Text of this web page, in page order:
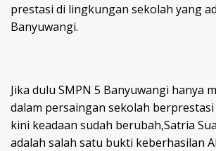
prestasi di lingkungan sekolah yang
Banyuwangi.
Jika dulu SMPN 5 Banyuwangi hanya
dalam persaingan sekolah
kini keadaan sudah berubah,Satria
adalah salah satu bukti keberhasilan